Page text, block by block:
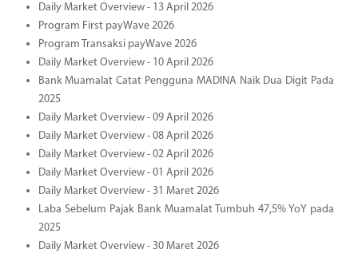
Daily Market Overview - 13 April 2026
Program First payWave 2026
Program Transaksi payWave 2026
Daily Market Overview - 10 April 2026
Bank Muamalat Catat Pengguna MADINA Naik Dua Digit Pada
2025
Daily Market Overview - 09 April 2026
Daily Market Overview - 08 April 2026
Daily Market Overview - 02 April 2026
Daily Market Overview - 01 April 2026
Daily Market Overview - 31 Maret 2026
Laba Sebelum Pajak Bank Muamalat Tumbuh 47,5% YoY pada
2025
Daily Market Overview - 30 Maret 2026